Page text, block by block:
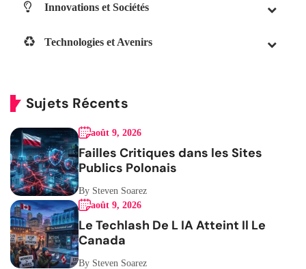
Innovations et Sociétés
Technologies et Avenirs
Sujets Récents
août 9, 2026
Failles Critiques dans les Sites
Publics Polonais
By Steven Soarez
août 9, 2026
Le Techlash De L IA Atteint Il Le
Canada
By Steven Soarez